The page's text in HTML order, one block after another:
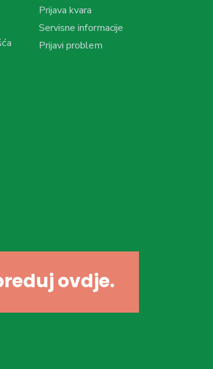
Prijava kvara
Servisne informacije
Prijavi problem
ovdje.